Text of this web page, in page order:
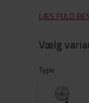
LÆS FULD
Vælg
Type